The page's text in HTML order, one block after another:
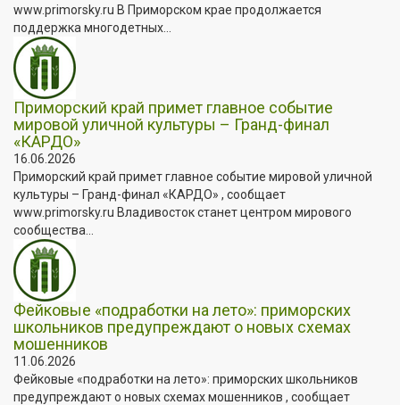
www.primorsky.ru В Приморском крае продолжается
поддержка многодетных...
Приморский край примет главное событие
мировой уличной культуры – Гранд-финал
«КАРДО»
16.06.2026
Приморский край примет главное событие мировой уличной
культуры – Гранд-финал «КАРДО» , сообщает
www.primorsky.ru Владивосток станет центром мирового
сообщества...
Фейковые «подработки на лето»: приморских
школьников предупреждают о новых схемах
мошенников
11.06.2026
Фейковые «подработки на лето»: приморских школьников
предупреждают о новых схемах мошенников , сообщает